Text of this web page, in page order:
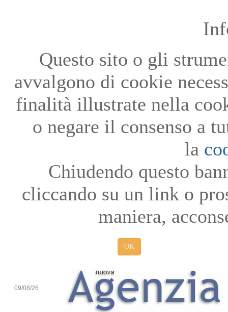
Questo sito o gli
avvalgono di cookie
finalità illustrate nella
o negare il consenso a
la
Chiudendo questo
cliccando su un link o
maniera,
OK
09/08/26